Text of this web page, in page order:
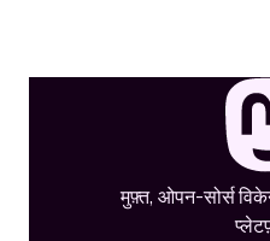
मुफ़्त, ओपन-सोर्स